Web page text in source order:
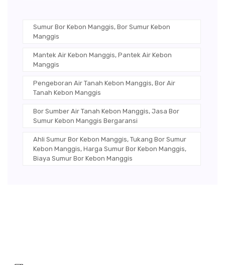
Sumur Bor Kebon Manggis, Bor Sumur Kebon
Manggis
Mantek Air Kebon Manggis, Pantek Air Kebon
Manggis
Pengeboran Air Tanah Kebon Manggis, Bor Air
Tanah Kebon Manggis
Bor Sumber Air Tanah Kebon Manggis, Jasa Bor
Sumur Kebon Manggis Bergaransi
Ahli Sumur Bor Kebon Manggis, Tukang Bor Sumur
Kebon Manggis, Harga Sumur Bor Kebon Manggis,
Biaya Sumur Bor Kebon Manggis